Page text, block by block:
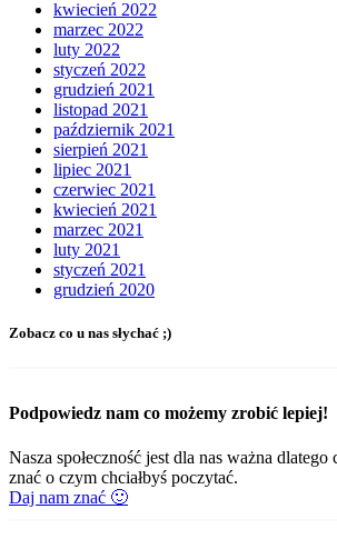
kwiecień 2022
marzec 2022
luty 2022
styczeń 2022
grudzień 2021
listopad 2021
październik 2021
sierpień 2021
lipiec 2021
czerwiec 2021
kwiecień 2021
marzec 2021
luty 2021
styczeń 2021
grudzień 2020
Zobacz co u nas słychać ;)
Podpowiedz nam co możemy zrobić lepiej!
Nasza społeczność jest dla nas ważna dlatego
znać o czym chciałbyś poczytać.
Daj nam znać 🙂